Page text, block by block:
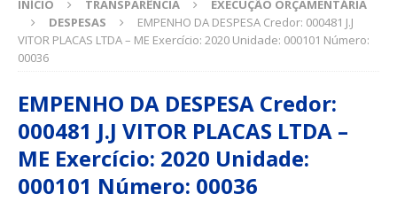
INÍCIO TRANSPARÊNCIA
EXECUÇÃO ORÇAMENTÁRIA
DESPESAS
EMPENHO DA DESPESA Credor: 000481 J.J
VITOR PLACAS LTDA – ME Exercício: 2020 Unidade: 000101 Número:
00036
EMPENHO DA DESPESA Credor:
000481 J.J VITOR PLACAS LTDA –
ME Exercício: 2020 Unidade:
000101 Número: 00036